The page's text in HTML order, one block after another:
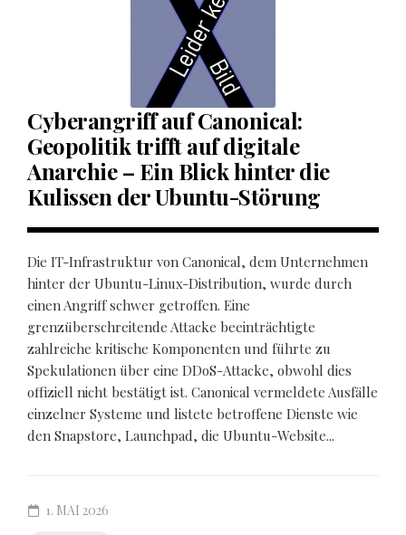
Cyberangriff auf Canonical:
Geopolitik trifft auf digitale
Anarchie – Ein Blick hinter die
Kulissen der Ubuntu-Störung
Die IT-Infrastruktur von Canonical, dem Unternehmen
hinter der Ubuntu-Linux-Distribution, wurde durch
einen Angriff schwer getroffen. Eine
grenzüberschreitende Attacke beeinträchtigte
zahlreiche kritische Komponenten und führte zu
Spekulationen über eine DDoS-Attacke, obwohl dies
offiziell nicht bestätigt ist. Canonical vermeldete Ausfälle
einzelner Systeme und listete betroffene Dienste wie
den Snapstore, Launchpad, die Ubuntu-Website...
1. MAI 2026